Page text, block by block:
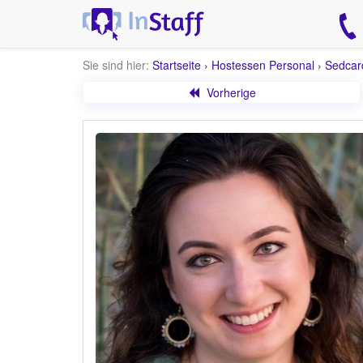
Sie sind hier: Startseite › Hostessen Personal ›
Vorherige